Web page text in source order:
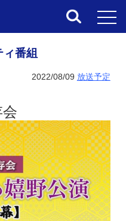
番組
2022/08/09 放送予定